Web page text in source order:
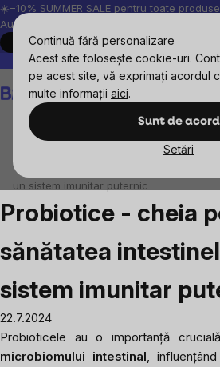
Continuă fără personalizare
Acest site folosește cookie-uri.
pe acest site, vă exprimați acordul
multe informații aici.
Sunt de acord
Setări
Treci
la
conținut
☀️−10% SUMMER SALE pentru toate
August, 2026.
Cumpără acum
Peste 200.000 de recenzii verificate
un sistem imunitar puternic
Probiotice - cheia
sănătatea
sistem imunitar
22.7.2024
Probioticele au o importanță
microbiomului intestinal,